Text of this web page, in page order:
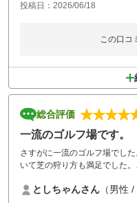
投稿日：2026/06/18
この口コ
総合評価
一流のゴルフ場です。
さすがに一流のゴルフ場でし
いて芝の狩り方も満足でした。
としちゃんさん （男性